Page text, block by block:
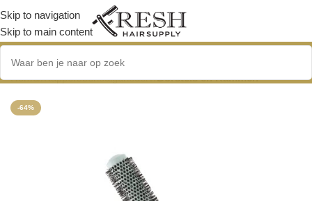
Skip to navigation
Skip to main content
Home/ Kappersbenodigdheden/ Borstels en Kammen
-64%